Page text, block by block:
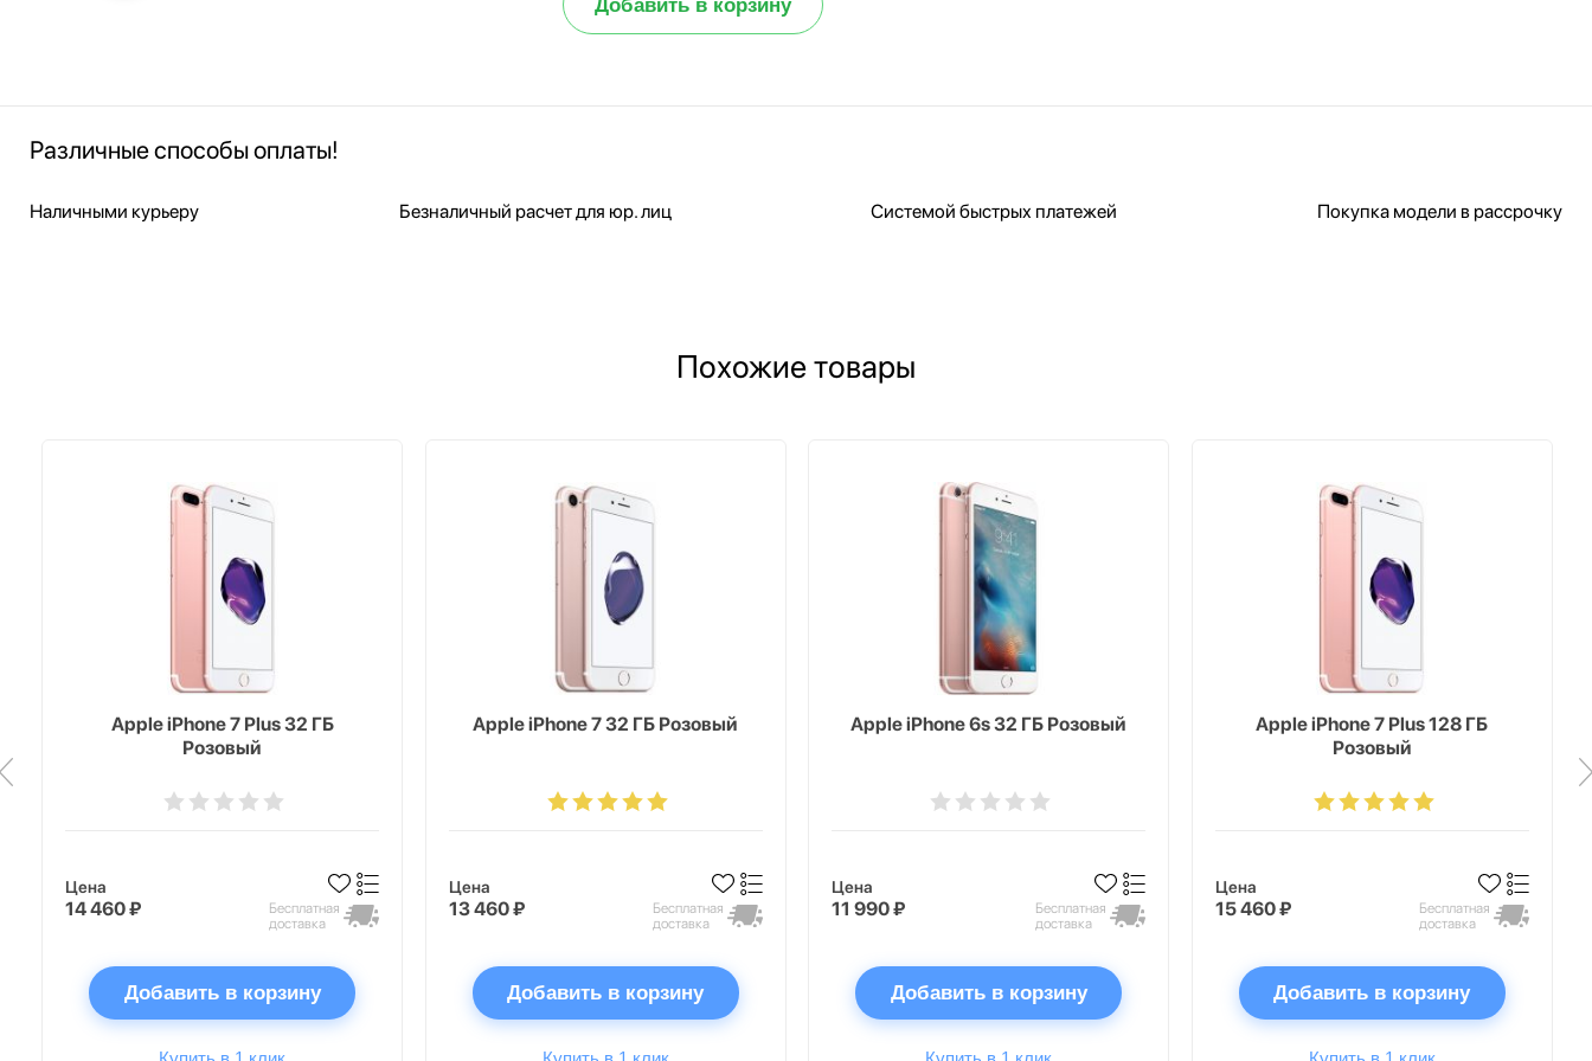
Добавить в корзину
Различные способы оплаты!
Наличными курьеру Безналичный расчет для юр. лиц Системой быстрых платежей Покупка модели в рассрочку
Похожие товары
Apple iPhone 7 Plus 32 ГБ
Розовый
Цена
14 460 ₽
Бесплатная
доставка
Добавить в корзину
Apple iPhone 7 32 ГБ Розовый
Цена
13 460 ₽
Бесплатная
доставка
Добавить в корзину
Apple iPhone 6s 32 ГБ Розовый
Цена
11 990 ₽
Бесплатная
доставка
Добавить в корзину
Apple iPhone 7 Plus 128 ГБ
Розовый
Цена
15 460 ₽
Бесплатная
доставка
Добавить в корзину